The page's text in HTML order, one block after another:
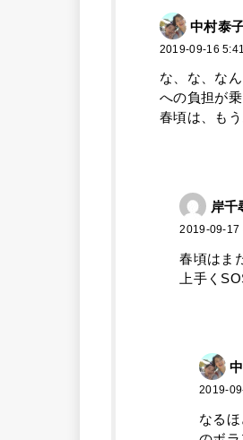
中村泰
2019-09-16
な、な、な
への負担が
春頃は、も
岸千
2019-09-17
春頃はま
上手く
2019-
なる